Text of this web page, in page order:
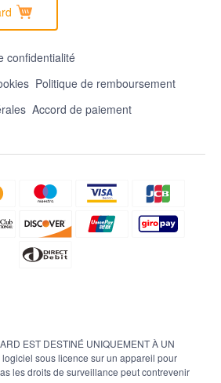
confidentialité
Politique de remboursement
Accord de paiement
EST DESTINÉ UNIQUEMENT À UN
logiciel sous licence sur un appareil pour
les droits de surveillance peut contrevenir